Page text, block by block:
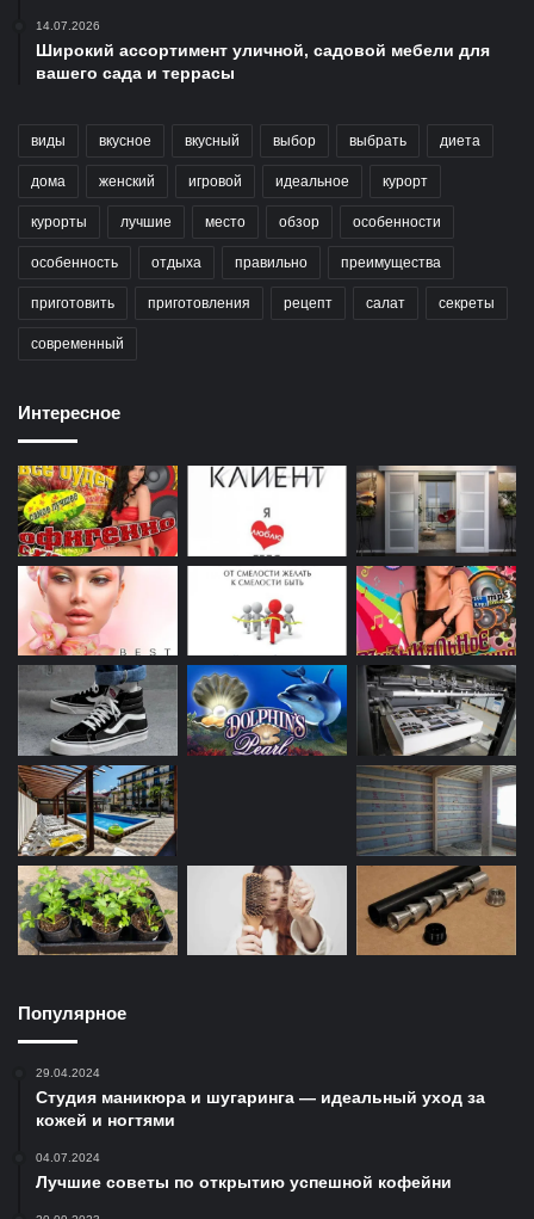
14.07.2026
Широкий ассортимент уличной, садовой мебели для
вашего сада и террасы
виды вкусное вкусный выбор выбрать диета
дома женский игровой идеальное курорт
курорты лучшие место обзор особенности
особенность отдыха правильно преимущества
приготовить приготовления рецепт салат секреты
современный
Интересное
Популярное
29.04.2024
Студия маникюра и шугаринга — идеальный уход за
кожей и ногтями
04.07.2024
Лучшие советы по открытию успешной кофейни